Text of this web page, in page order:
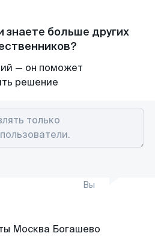
знаете больше других
— он поможет
решение
Вы